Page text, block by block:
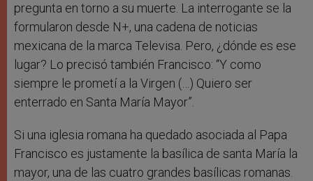
pregunta en torno a su muerte. La interrogante se la
formularon desde N+, una cadena de noticias
mexicana de la marca Televisa. Pero, ¿dónde es ese
lugar? Lo precisó también Francisco: “Y como
siempre le prometí a la Virgen (…) Quiero ser
enterrado en Santa María Mayor”.
Si una iglesia romana ha quedado asociada al Papa
Francisco es justamente la basílica de santa María la
mayor, una de las cuatro grandes basílicas romanas.